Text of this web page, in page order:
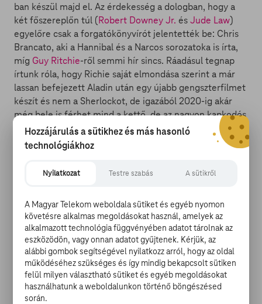
ban készül majd el. Az érdekesség a dologban, hogy a
két főszereplőn túl (Robert Downey Jr. ésJude Law)
egyelőre csak a forgatókönyvírót jelentették be: Chris
Brancato, aki a Hannibal és a Narcos sorozatoka is írta,
míg Guy Ritchie-ről semmi hír sincs. Ráadásul tegnap
írtunk róla, hogy Richie saját elmondása szerint a már
lassan befejezett Aladin után egy újabb gengszterfilmet
készít és nem a Sherlockot, de igazából 2020-ig akár
még bele is férhet mind a kettő, de az nagyon kapkodós
lesz.
Elég pénzt hozott
Ryan Reynoldsés
Samuel L. Jackson
magukat
egy újabb menetre
. A Sokkal több mint testőr
nem volt egy emlékezetes darab, de volt benne két
szerethető karakter és egész szép akció, szóval egyszer
mindenképpen érdemes megnézni –ezt meg is teheted
a TV GO-n! Hogy pontosan mikorra várható a folytatás,
azt ebben a fázisban még nem lehet megmondani,
egyébként is mind a két színésznek vannak egyéb
bemutatásra váró filmjei egyelőre.
Hozzájárulás a sütikhez és más hasonló
technológiákhoz
Nyilatkozat Testre szabás A sütikről
A Magyar Telekom weboldala sütiket és egyéb nyomon
követésre alkalmas megoldásokat használ, amelyek az
alkalmazott technológia függvényében adatot tárolnak az
eszközödön, vagy onnan adatot gyűjtenek. Kérjük, az
alábbi gombok segítségével nyilatkozz arról, hogy az oldal
működéséhez szükséges és így mindig bekapcsolt sütiken
felül milyen választható sütiket és egyéb megoldásokat
használhatunk a weboldalunkon történő böngészésed
során.